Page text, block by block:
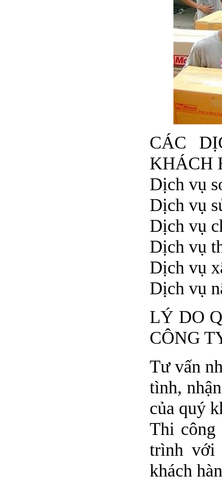
CÁC
KHÁCH
Dịch vụ
Dịch vụ
Dịch vụ
Dịch vụ
Dịch vụ
Dịch vụ
LÝ DO
CÔNG
Tư vấn
tình,
của quý
Thi công
trình với
khách